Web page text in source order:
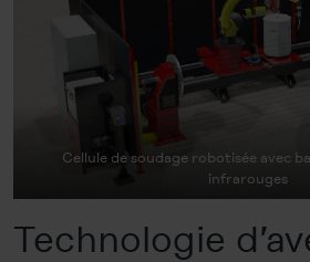
Cellule de soudage robotisée avec
infrarouges
Technologie